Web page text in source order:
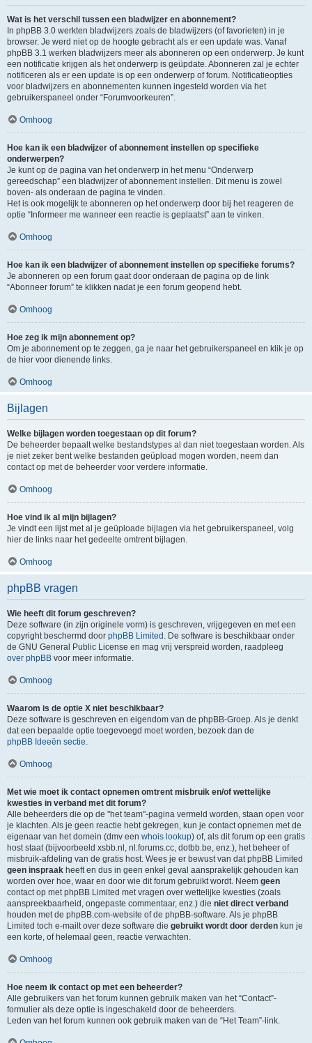
Wat is het verschil tussen een bladwijzer en abonnement?
In phpBB 3.0 werkten bladwijzers zoals de bladwijzers (of favorieten) in je
browser. Je werd niet op de hoogte gebracht als er een update was. Vanaf
phpBB 3.1 werken bladwijzers meer als abonneren op een onderwerp. Je kunt
een notificatie krijgen als het onderwerp is geüpdate. Abonneren zal je echter
notificeren als er een update is op een onderwerp of forum. Notificatieopties
voor bladwijzers en abonnementen kunnen ingesteld worden via het
gebruikerspaneel onder “Forumvoorkeuren”.
Omhoog
Hoe kan ik een bladwijzer of abonnement instellen op specifieke
onderwerpen?
Je kunt op de pagina van het onderwerp in het menu “Onderwerp
gereedschap” een bladwijzer of abonnement instellen. Dit menu is zowel
boven- als onderaan de pagina te vinden.
Het is ook mogelijk te abonneren op het onderwerp door bij het reageren de
optie “Informeer me wanneer een reactie is geplaatst” aan te vinken.
Omhoog
Hoe kan ik een bladwijzer of abonnement instellen op specifieke forums?
Je abonneren op een forum gaat door onderaan de pagina op de link
“Abonneer forum” te klikken nadat je een forum geopend hebt.
Omhoog
Hoe zeg ik mijn abonnement op?
Om je abonnement op te zeggen, ga je naar het gebruikerspaneel en klik je op
de hier voor dienende links.
Omhoog
Bijlagen
Welke bijlagen worden toegestaan op dit forum?
De beheerder bepaalt welke bestandstypes al dan niet toegestaan worden. Als
je niet zeker bent welke bestanden geüpload mogen worden, neem dan
contact op met de beheerder voor verdere informatie.
Omhoog
Hoe vind ik al mijn bijlagen?
Je vindt een lijst met al je geüploade bijlagen via het gebruikerspaneel, volg
hier de links naar het gedeelte omtrent bijlagen.
Omhoog
phpBB vragen
Wie heeft dit forum geschreven?
Deze software (in zijn originele vorm) is geschreven, vrijgegeven en met een
copyright beschermd door phpBB Limited . De software is beschikbaar onder
de GNU General Public License en mag vrij verspreid worden, raadpleeg
over phpBB voor meer informatie.
Omhoog
Waarom is de optie X niet beschikbaar?
Deze software is geschreven en eigendom van de phpBB-Groep. Als je denkt
dat een bepaalde optie toegevoegd moet worden, bezoek dan de
phpBB Ideeën sectie.
Omhoog
Met wie moet ik contact opnemen omtrent misbruik en/of wettelijke
kwesties in verband met dit forum?
Alle beheerders die op de "het team"-pagina vermeld worden, staan open voor
je klachten. Als je geen reactie hebt gekregen, kun je contact opnemen met de
eigenaar van het domein (dmv een whois lookup) of, als dit forum op een gratis
host staat (bijvoorbeeld xsbb.nl, nl.forums.cc, dotbb.be, enz.), het beheer of
misbruik-afdeling van de gratis host. Wees je er bewust van dat phpBB Limited
geen inspraak heeft en dus in geen enkel geval aansprakelijk gehouden kan
worden over hoe, waar en door wie dit forum gebruikt wordt. Neem geen
contact op met phpBB Limited met vragen over wettelijke kwesties (zoals
aanspreekbaarheid, ongepaste commentaar, enz.) die niet direct verband
houden met de phpBB.com-website of de phpBB-software. Als je phpBB
Limited toch e-mailt over deze software die gebruikt wordt door derden kun je
een korte, of helemaal geen, reactie verwachten.
Omhoog
Hoe neem ik contact op met een beheerder?
Alle gebruikers van het forum kunnen gebruik maken van het “Contact”-
formulier als deze optie is ingeschakeld door de beheerders.
Leden van het forum kunnen ook gebruik maken van de “Het Team”-link.